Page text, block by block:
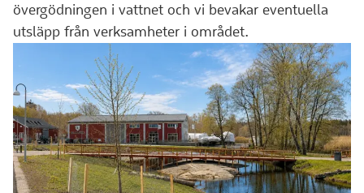
övergödningen i vattnet och vi bevakar eventuella
utsläpp från verksamheter i området.